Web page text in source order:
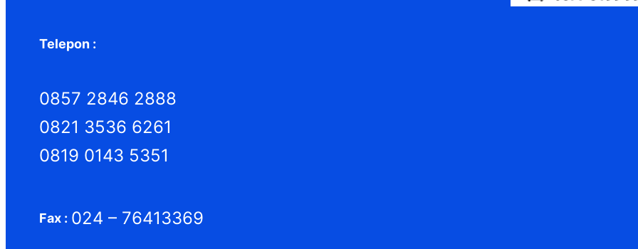
Telepon :
0857 2846 2888
0821 3536 6261
0819 0143 5351
Fax : 024 – 76413369